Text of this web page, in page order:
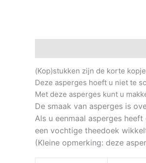
(Kop)stukken zijn de korte
Deze asperges hoeft u niet te
Met deze asperges kunt u
De smaak van asperges is
Als u eenmaal asperges
een vochtige theedoek
(Kleine opmerking: deze